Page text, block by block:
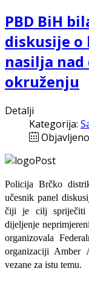
PBD BiH
diskusije o
nasilja
okruženju
Detalji
Kategorija:
Policija Brčko
učesnik panel
čiji je cilj spriječiti
dijeljenje
organizovala
organizaciji Amber
vezane za istu temu.